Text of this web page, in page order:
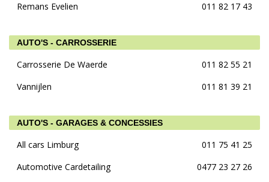
Remans Evelien 011 82 17 43
AUTO'S - CARROSSERIE
Carrosserie De Waerde
011 82 55 21
Vannijlen
011 81 39 21
AUTO'S - GARAGES & CONCESSIES
All cars Limburg
011 75 41 25
Automotive Cardetailing
0477 23 27 26